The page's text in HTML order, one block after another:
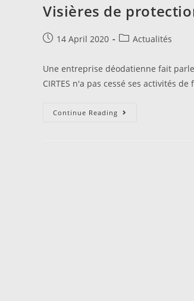
Visières de
14 April 2020 Actualités
Une entreprise déodatienne fait
CIRTES n'a pas cessé ses activités
Continue Reading